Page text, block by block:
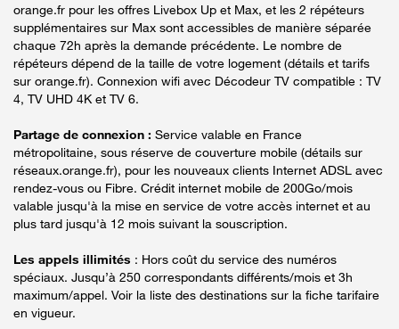
orange.fr pour les offres Livebox Up et Max, et les 2 répéteurs
supplémentaires sur Max sont accessibles de manière séparée
chaque 72h après la demande précédente. Le nombre de
répéteurs dépend de la taille de votre logement (détails et tarifs
sur orange.fr). Connexion wifi avec Décodeur TV compatible : TV
4, TV UHD 4K et TV 6.
Partage de connexion : Service valable en France
métropolitaine, sous réserve de couverture mobile (détails sur
réseaux.orange.fr), pour les nouveaux clients Internet ADSL avec
rendez-vous ou Fibre. Crédit internet mobile de 200Go/mois
valable jusqu'à la mise en service de votre accès internet et au
plus tard jusqu'à 12 mois suivant la souscription.
Les appels illimités : Hors coût du service des numéros
spéciaux. Jusqu’à 250 correspondants différents/mois et 3h
maximum/appel. Voir la liste des destinations sur la fiche tarifaire
en vigueur.